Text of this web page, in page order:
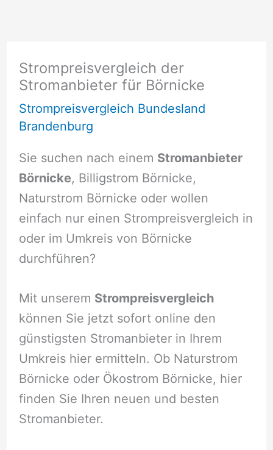
Strompreisvergleich der
Stromanbieter für Börnicke
Strompreisvergleich Bundesland
Brandenburg
Sie suchen nach einem Stromanbieter
Börnicke, Billigstrom Börnicke,
Naturstrom Börnicke oder wollen
einfach nur einen Strompreisvergleich in
oder im Umkreis von Börnicke
durchführen?
Mit unserem Strompreisvergleich
können Sie jetzt sofort online den
günstigsten Stromanbieter in Ihrem
Umkreis hier ermitteln. Ob Naturstrom
Börnicke oder Ökostrom Börnicke, hier
finden Sie Ihren neuen und besten
Stromanbieter.